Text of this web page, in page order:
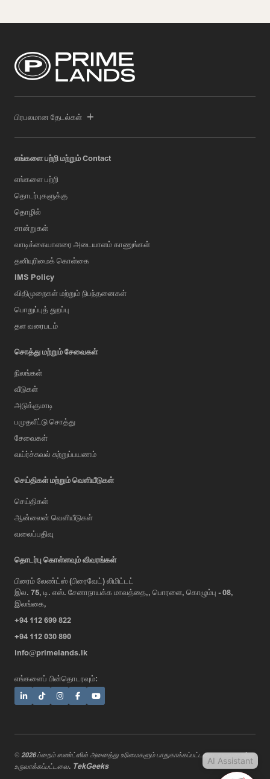
பிரபலமான தேடல்கள்
எங்களை பற்றி மற்றும் Contact
எங்களை பற்றி
தொடர்புகளுக்கு
தொழில்
சான்றுகள்
வாடிக்கையாளரை அடையாளம் காணுங்கள்
தனியுரிமைக் கொள்கை
IMS Policy
விதிமுறைகள் மற்றும் நிபந்தனைகள்
பொறுப்புத் துறப்பு
தள வரைபடம்
சொத்து மற்றும் சேவைகள்
நிலங்கள்
வீடுகள்
அடுக்குமாடி
பமுதலீட்டு சொத்து
சேவைகள்
வய்ர்ச்சுவல் சுற்றுப்பயணம்
செய்திகள் மற்றும் வெளியீடுகள்
செய்திகள்
ஆன்லைன் வெளியீடுகள்
வலைப்பதிவு
தொடர்பு கொள்ளவும் விவரங்கள்
பிரைம் லேண்ட்ஸ் (பிரைவேட்) லிமிட்டட்
இல. 75, டி. எஸ். சேனாநாயக்க மாவத்தை,, பொரளை, கொழும்பு - 08,
இலங்கை,
+94 112 699 822
+94 112 030 890
info@primelands.lk
எங்களைப் பின்தொடரவும்:
© 2026 ப்றைம் ஸண்ட்ஸில் அனைத்து உரிமைகளும் பாதுகாக்கப்பட்டவை. வடிவமைத்து
உருவாக்கப்பட்டவை. TekGeeks AI Assistant